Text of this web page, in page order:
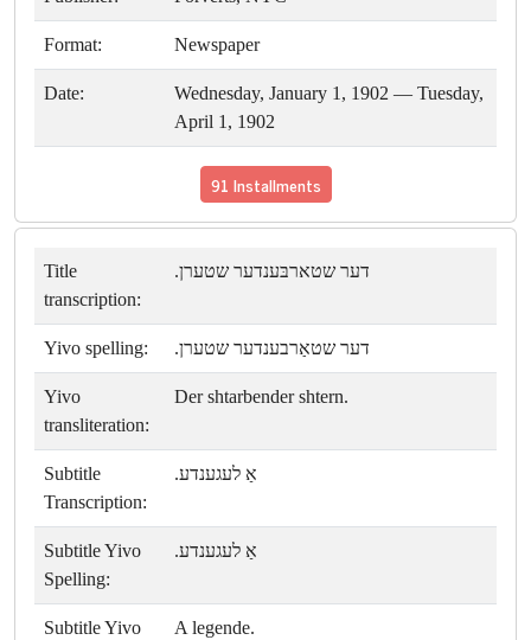
Format: Newspaper
Date:
Wednesday, January 1, 1902 — Tuesday,
April 1, 1902
91 Installments
Title
transcription:
דער שטארבּענדער שטערן.
Yivo spelling: דער שטאַרבענדער שטערן.
Yivo
transliteration:
Der shtarbender shtern.
Subtitle
Transcription:
אַ לעגענדע.
Subtitle Yivo
Spelling:
אַ לעגענדע.
Subtitle Yivo
A legende.